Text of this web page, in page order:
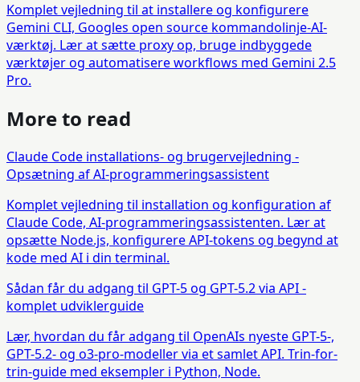
Komplet vejledning til at installere og konfigurere
Gemini CLI, Googles open source kommandolinje-AI-
værktøj. Lær at sætte proxy op, bruge indbyggede
værktøjer og automatisere workflows med Gemini 2.5
Pro.
More to read
Claude Code installations- og brugervejledning -
Opsætning af AI-programmeringsassistent
Komplet vejledning til installation og konfiguration af
Claude Code, AI-programmeringsassistenten. Lær at
opsætte Node.js, konfigurere API-tokens og begynd at
kode med AI i din terminal.
Sådan får du adgang til GPT-5 og GPT-5.2 via API -
komplet udviklerguide
Lær, hvordan du får adgang til OpenAIs nyeste GPT-5-,
GPT-5.2- og o3-pro-modeller via et samlet API. Trin-for-
trin-guide med eksempler i Python, Node.